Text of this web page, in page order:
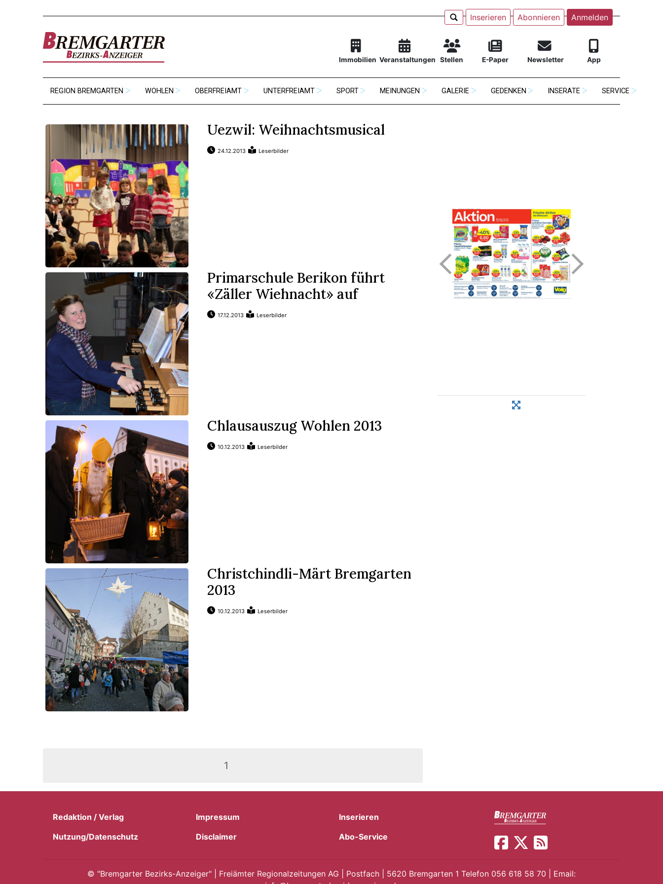
Inserieren Abonnieren Anmelden
Immobilien Veranstaltungen Stellen E-Paper Newsletter App
REGION BREMGARTEN WOHLEN OBERFREIAMT UNTERFREIAMT SPORT MEINUNGEN GALERIE GEDENKEN INSERATE SERVICE
Uezwil: Weihnachtsmusical
24.12.2013 Leserbilder
Primarschule Berikon führt
«Zäller Wiehnacht» auf
17.12.2013 Leserbilder
Chlausauszug Wohlen 2013
10.12.2013 Leserbilder
Christchindli-Märt Bremgarten
2013
10.12.2013 Leserbilder
1
Redaktion / Verlag Impressum
Inserieren
Nutzung/Datenschutz
Disclaimer Abo-Service
© "Bremgarter Bezirks-Anzeiger" | Freiämter Regionalzeitungen AG | Postfach | 5620 Bremgarten 1 Telefon 056 618 58 70 | Email: